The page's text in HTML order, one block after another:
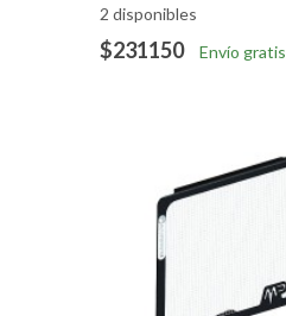
2 disponibles
$231150 Envío gratis